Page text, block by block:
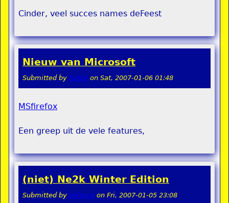
Cinder, veel succes names deFeest
Nieuw van Microsoft
Submitted by teddy on Sat, 2007-01-06 01:48
MSfirefox
Een greep uit de vele features,
(niet) Ne2k Winter Edition
Submitted by Velasca on Fri, 2007-01-05 23:08